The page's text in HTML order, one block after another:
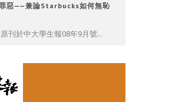
惡——兼論Starbucks如何無恥
刊於中大學生報08年9月號...